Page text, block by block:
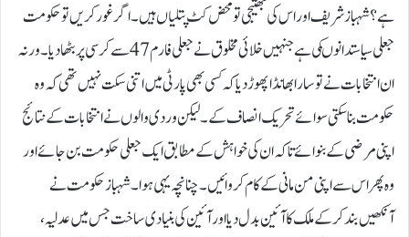
ہے؟ شہباز شریف اور اس کی بھتیجی تو محض کٹ پتلیاں ہیں ۔اگر غور کریں تو حکومت
جعلی سیاستدانو ںکی ہے جنہیں خلائی مخلوق نے جعلی فارم 47 سے کرسی پر بٹھا دیا۔ ورنہ
ان انتخا بات نے تو سارا بھانڈا پھوڑ دیا کہ کسی بھی پارٹی میں اتنی سکت نہیں تھی کہ وہ
حکومت بنا سکتی سوائے تحریک انصاف کے۔ لیکن وردی والوں نے انتخابات کے نتائج
اپنی مرضی کے بنوائے تا کہ ان کی خواہش کے مطابق ایک جعلی حکومت بن جائے اور
وہ پھر اس سے اپنی من مانی کے کام کروائیں۔چنانچہ یہی ہوا ۔ شہباز حکومت نے
آنکھیں بند کر کے ملک کا آئین بدل دیا اور آئین کی بنیادی ساخت جس میں عدلیہ،